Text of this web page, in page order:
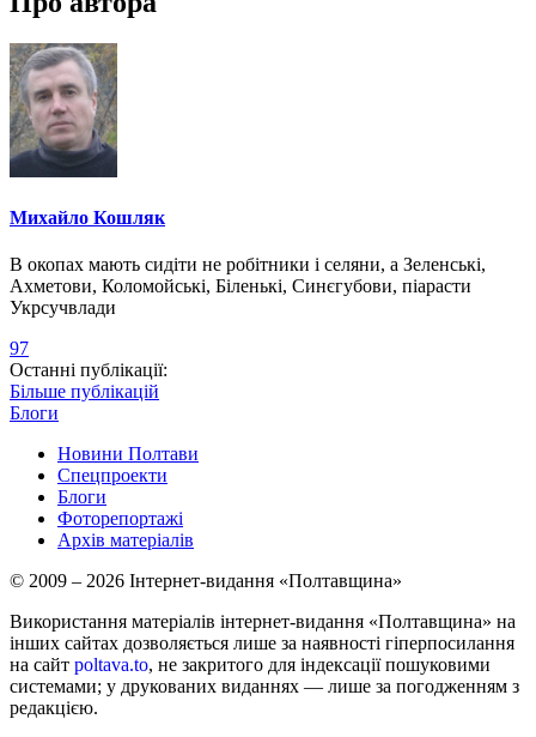
Михайло Кошляк
В окопах мають сидіти не робітники і селяни, а Зеленські,
Ахметови, Коломойські, Біленькі, Синєгубови, піарасти
Укрсучвлади
97
Останні публікації:
Більше публікацій
Блоги
Новини Полтави
Спецпроекти
Блоги
Фоторепортажі
Архів матеріалів
© 2009 – 2026 Інтернет-видання «Полтавщина»
Використання матеріалів інтернет-видання «Полтавщина» на
інших сайтах дозволяється лише за наявності гіперпосилання
на сайт poltava.to, не закритого для індексації пошуковими
системами; у друкованих виданнях — лише за погодженням з
редакцією.